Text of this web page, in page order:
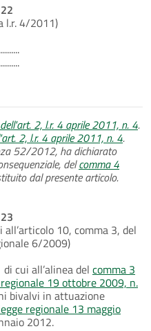
l.r. 4/2011)
2, l.r. 4 aprile 2011, n. 4.
2, l.r. 4 aprile 2011, n. 4.
52/2012, ha dichiarato
delcomma 4
dal presente articolo.
10, comma 3, del
6/2009)
cui all’alinea del comma 3
19 ottobre 2009, n.
bivalvi in attuazione
regionale 13 maggio
2012.